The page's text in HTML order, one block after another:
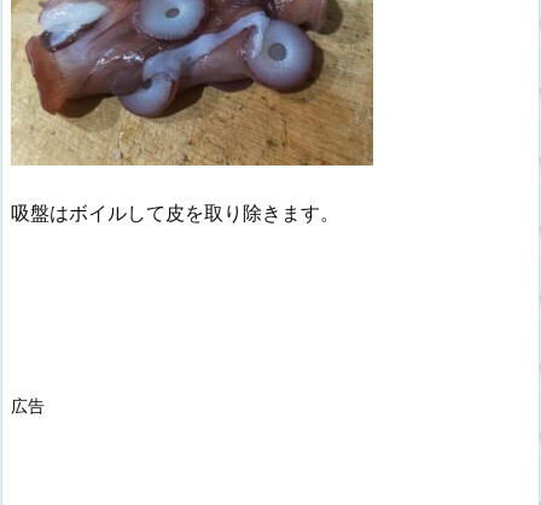
吸盤はボイルして皮を取り除きます。
広告